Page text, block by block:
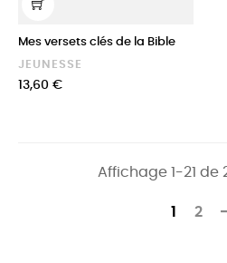
Mes versets clés de la Bible
JEUNESSE
Prix
13,60 €
Affichage 1-21 de
1 2